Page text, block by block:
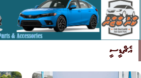
އެޗްޑީސީ